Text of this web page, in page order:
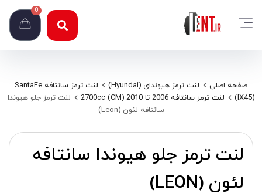
0
صفحه اصلی لنت ترمز هیوندای (Hyundai)
لنت ترمز سانتافه SantaFe
(IX45)
لنت ترمز سانتافه 2006 تا 2010 (CM) 2700cc
لنت ترمز جلو هیوندا
سانتافه لئون (Leon)
لنت ترمز جلو هیوندا سانتافه
لئون (LEON)